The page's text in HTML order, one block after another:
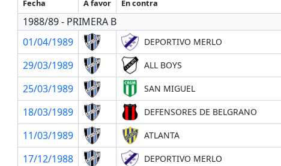
Fecha A favor En contra
1988/89 - PRIMERA B
01/04/1989
DEPORTIVO MERLO
29/03/1989
ALL BOYS
25/03/1989
SAN MIGUEL
18/03/1989
DEFENSORES DE BELGRANO
11/03/1989
ATLANTA
17/12/1988
DEPORTIVO MERLO